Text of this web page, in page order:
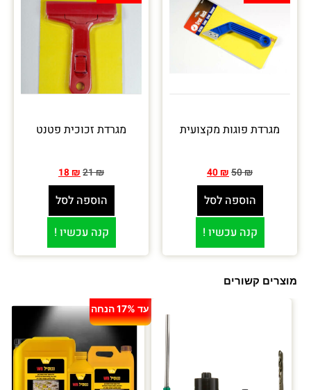
מגרדת פוגות מקצועית
50₪
40₪
הוספה לסל
קנה עכשיו !
מגרדת זכוכית פטנט
21₪
18₪
הוספה לסל
קנה עכשיו !
מוצרים קשורים
עד 17% הנחה